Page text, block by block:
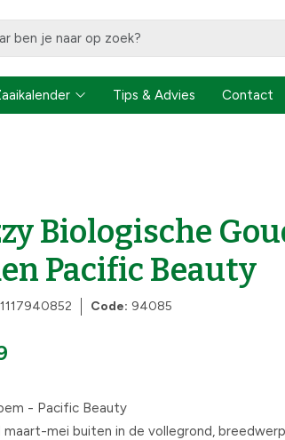
Tips & Advies Contact
Biologische
Pacific Beauty
Code: 94085
- Pacific Beauty
maart-mei buiten in de vollegrond,